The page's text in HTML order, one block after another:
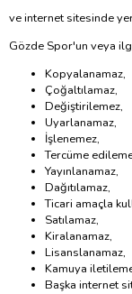
ve internet sitesinde
Gözde Spor'un veya
Kopyalanamaz,
Çoğaltılamaz,
Değiştirilemez,
Uyarlanamaz,
İşlenemez,
Tercüme
Yayınlanamaz,
Dağıtılamaz,
Ticari amaçla
Satılamaz,
Kiralanamaz,
Lisanslanamaz,
Kamuya
Başka internet